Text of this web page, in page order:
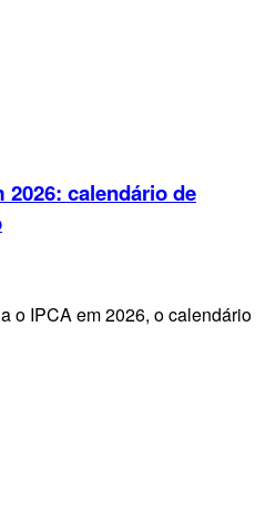
2026: calendário de
o IPCA em 2026, o calendário